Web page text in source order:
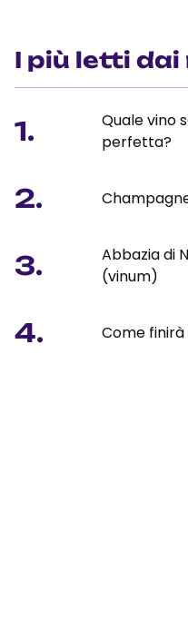
I più letti
1.
Quale vino
perfetta?
2.
3.
Abbazia di
(vinum)
4. Come finirà